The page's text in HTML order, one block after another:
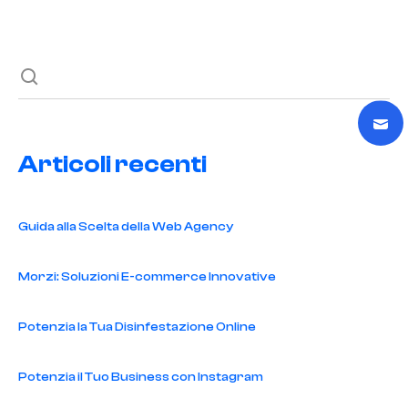
Articoli recenti
Guida alla Scelta della Web Agency
Morzi: Soluzioni E-commerce Innovative
Potenzia la Tua Disinfestazione Online
Potenzia il Tuo Business con Instagram